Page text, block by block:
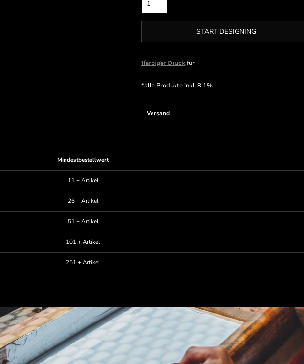
START DESIGNING
1farbiger Druckfür
*alle Produkte inkl. 8.1%
Versand
Mindestbestellwert
11 + Artikel
26 + Artikel
51 + Artikel
101 + Artikel
251 + Artikel